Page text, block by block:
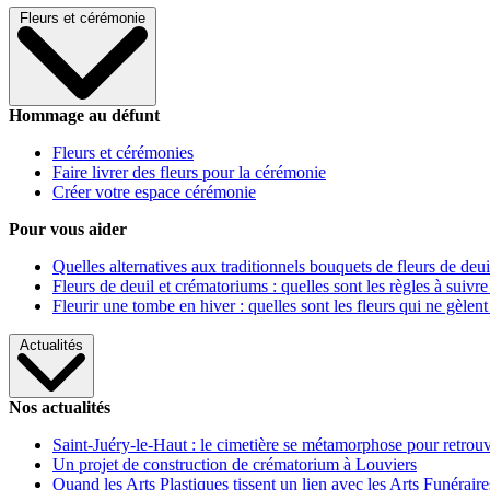
Fleurs et cérémonie
Hommage au défunt
Fleurs et cérémonies
Faire livrer des fleurs pour la cérémonie
Créer votre espace cérémonie
Pour vous aider
Quelles alternatives aux traditionnels bouquets de fleurs de
Fleurs de deuil et crématoriums : quelles sont les règles à
Fleurir une tombe en hiver : quelles sont les fleurs qui ne gèlent
Actualités
Nos actualités
Saint-Juéry-le-Haut : le cimetière se métamorphose pour
Un projet de construction de crématorium à Louviers
Quand les Arts Plastiques tissent un lien avec les Arts